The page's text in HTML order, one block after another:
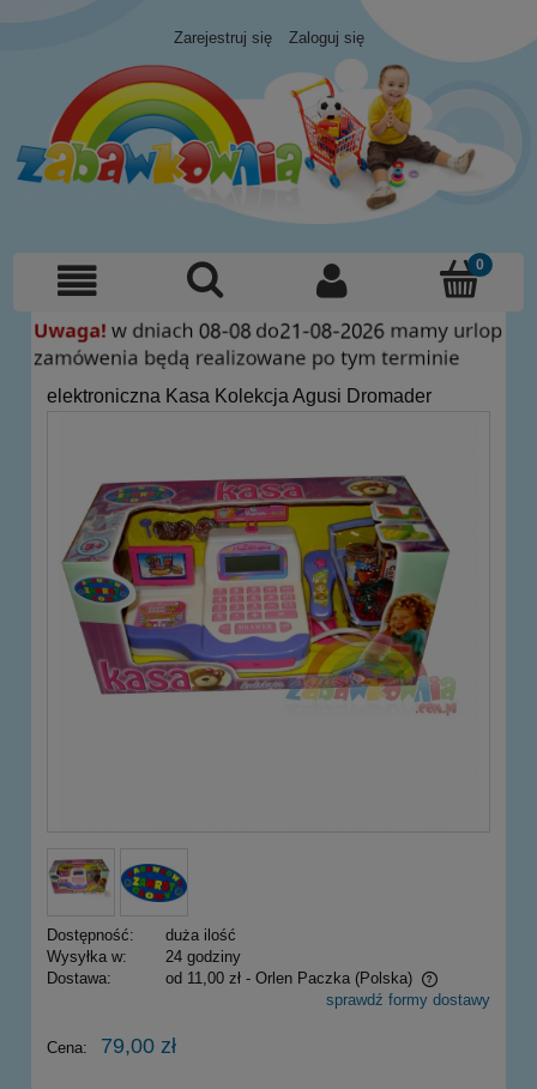
Zarejestruj się Zaloguj się
elektroniczna Kasa Kolekcja Agusi Dromader
Dostępność:
duża ilość
Wysyłka w:
24 godziny
Dostawa:
od 11,00 zł - Orlen Paczka (Polska)
Cena nie zawiera ewentualnych kosztów płatności
sprawdź formy dostawy
Cena: 79,00 zł